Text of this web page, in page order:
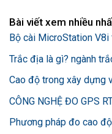
Bài viết xem nhiều
Bộ cài MicroStation
Trắc địa là gì? ngành
Cao độ trong xây dựng
CÔNG NGHỆ ĐO GPS
Phương pháp đo cao